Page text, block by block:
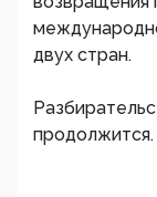
двух стран.
продолжится.